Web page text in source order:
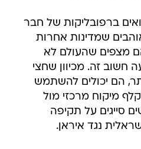
ברפובליקות של חבר
שמדינות אחרות
מצפים שהעולם לא
חשוב זה. מכיוון שחצי
הם יכולים להשתמש
מיקוח מרכזי מול
סייגים על תקיפה
נגד איראן.